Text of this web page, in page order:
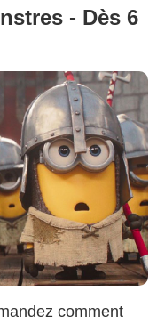
- Dès 6
comment